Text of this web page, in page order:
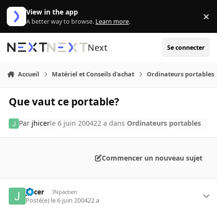
Aller au contenu
View in the app
A better way to browse. Learn more. ×
Next Se connecter
Accueil Matériel et Conseils d'achat Ordinateurs portables
Que vaut ce portable?
Par jhicerle 6 juin 200422 a dans Ordinateurs portables
Commencer un nouveau sujet
jhicer INpactien
Posté(e) le 6 juin 200422 a